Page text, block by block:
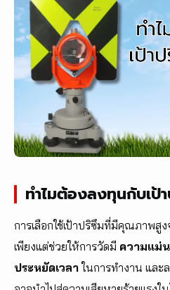
ทำไมต้องลงทุนกับเ
การเลือกใช้เป้าปริซึมที่มีคุณภาพสู
เพียงแต่ช่วยให้การวัดมี ความแม่
ประหยัดเวลาในการทำงาน และ